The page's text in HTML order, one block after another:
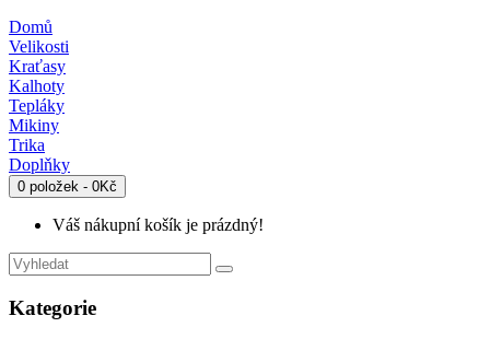
Domů
Velikosti
Kraťasy
Kalhoty
Tepláky
Mikiny
Trika
Doplňky
0 položek - 0Kč
Váš nákupní košík je prázdný!
Kategorie